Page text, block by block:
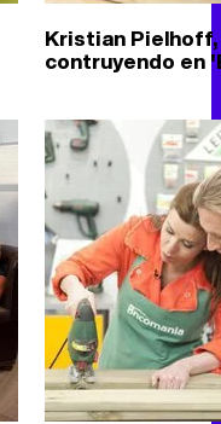
Kristian Pielhoff,
contruyendo en